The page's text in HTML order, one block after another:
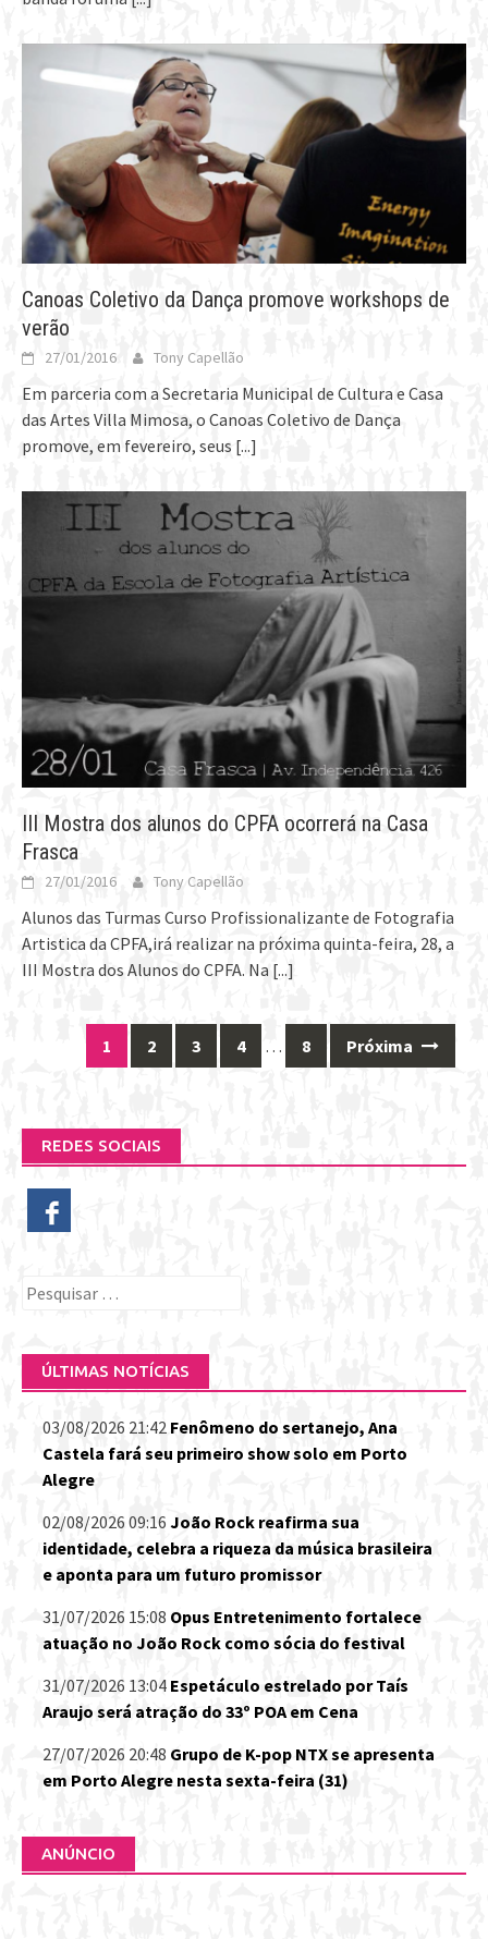
Canoas Coletivo da Dança promove workshops de
verão
27/01/2016 Tony Capellão
Em parceria com a Secretaria Municipal de Cultura e Casa
das Artes Villa Mimosa, o Canoas Coletivo de Dança
promove, em fevereiro, seus [...]
III Mostra dos alunos do CPFA ocorrerá na Casa
Frasca
27/01/2016 Tony Capellão
Alunos das Turmas Curso Profissionalizante de Fotografia
Artistica da CPFA,irá realizar na próxima quinta-feira, 28, a
III Mostra dos Alunos do CPFA. Na [...]
1 2 3 4 … 8 Próxima
REDES SOCIAIS
Pesquisar
ÚLTIMAS NOTÍCIAS
03/08/2026 21:42 Fenômeno do sertanejo, Ana
Castela fará seu primeiro show solo em Porto
Alegre
02/08/2026 09:16 João Rock reafirma sua
identidade, celebra a riqueza da música brasileira
e aponta para um futuro promissor
31/07/2026 15:08 Opus Entretenimento fortalece
atuação no João Rock como sócia do festival
31/07/2026 13:04 Espetáculo estrelado por Taís
Araujo será atração do 33º POA em Cena
27/07/2026 20:48 Grupo de K-pop NTX se apresenta
em Porto Alegre nesta sexta-feira (31)
ANÚNCIO